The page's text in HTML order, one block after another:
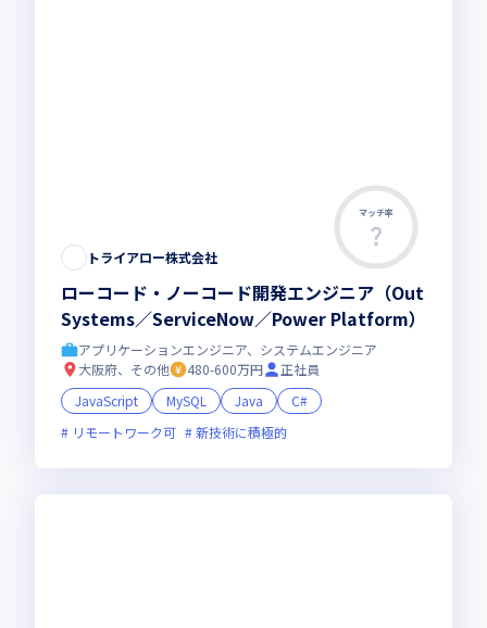
マッチ率
トライアロー株式会社
ローコード・ノーコード開発エンジニア（Out
Systems／ServiceNow／Power Platform）
アプリケーションエンジニア、システムエンジニア
大阪府、その他
480-600万円
正社員
JavaScript
MySQL Java
C#
リモートワーク可
新技術に積極的